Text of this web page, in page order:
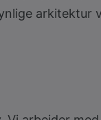
arkitektur